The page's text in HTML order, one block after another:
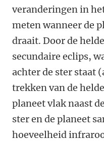
veranderingen in
meten wanneer de
draait. Door de
secundaire eclips,
achter de ster staat
trekken van de
planeet vlak naast
ster en de planeet
hoeveelheid